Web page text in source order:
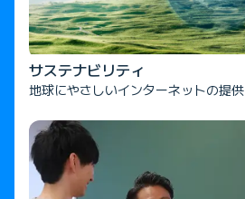
サステナビリティ
地球にやさしいインターネットの提供